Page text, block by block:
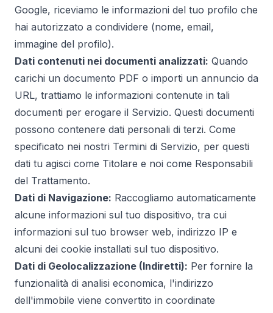
Google, riceviamo le informazioni del tuo profilo che
hai autorizzato a condividere (nome, email,
immagine del profilo).
Dati contenuti nei documenti analizzati: Quando
carichi un documento PDF o importi un annuncio da
URL, trattiamo le informazioni contenute in tali
documenti per erogare il Servizio. Questi documenti
possono contenere dati personali di terzi. Come
specificato nei nostri Termini di Servizio, per questi
dati tu agisci come Titolare e noi come Responsabili
del Trattamento.
Dati di Navigazione: Raccogliamo automaticamente
alcune informazioni sul tuo dispositivo, tra cui
informazioni sul tuo browser web, indirizzo IP e
alcuni dei cookie installati sul tuo dispositivo.
Dati di Geolocalizzazione (Indiretti): Per fornire la
funzionalità di analisi economica, l'indirizzo
dell'immobile viene convertito in coordinate